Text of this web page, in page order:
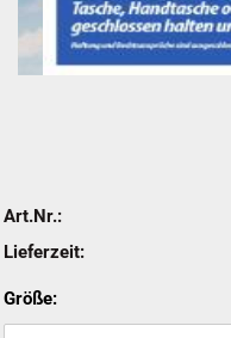
Art.Nr.:
Lieferzeit:
Größe: